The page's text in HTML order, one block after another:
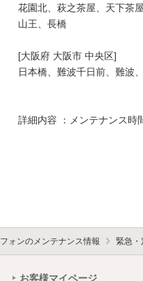
花園北、萩之茶屋、天下茶
山王、長橋
[大阪府 大阪市 中央区]
日本橋、難波千日前、難波
詳細内容 ：メンテナンス時
ォンのメンテナンス情報 緊急・
お客様マイページ